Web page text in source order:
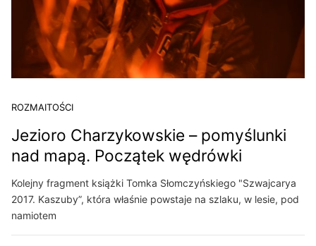
ROZMAITOŚCI
Jezioro Charzykowskie – pomyślunki
nad mapą. Początek wędrówki
Kolejny fragment książki Tomka Słomczyńskiego "Szwajcarya
2017. Kaszuby”, która właśnie powstaje na szlaku, w lesie, pod
namiotem